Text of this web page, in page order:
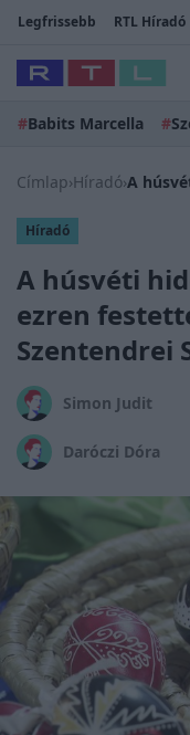
Legfrissebb RTL Híradó
#Babits Marcella #
Címlap›Híradó›
Híradó
A húsvéti
ezren
Szentendrei
Simon Judit
Daróczi Dóra